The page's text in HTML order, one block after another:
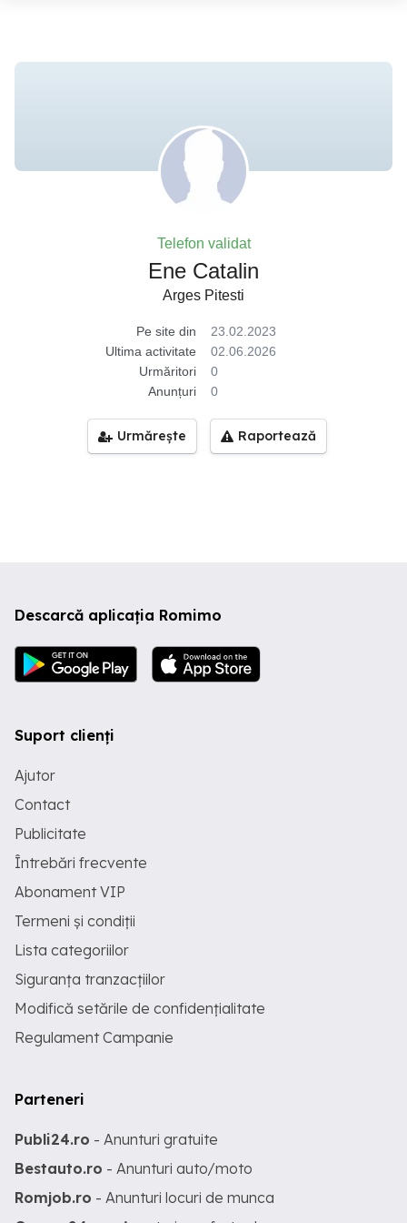
Telefon validat
Ene Catalin
Arges Pitesti
Pe site din
23.02.2023
Ultima activitate
02.06.2026
Urmăritori
0
Anunțuri
0
Urmărește Raportează
Descarcă aplicația Romimo
Suport clienți
Ajutor
Contact
Publicitate
Întrebări frecvente
Abonament VIP
Termeni și condiții
Lista categoriilor
Siguranța tranzacțiilor
Modifică setările de confidențialitate
Regulament Campanie
Parteneri
Publi24.ro - Anunturi gratuite
Bestauto.ro - Anunturi auto/moto
Romjob.ro - Anunturi locuri de munca